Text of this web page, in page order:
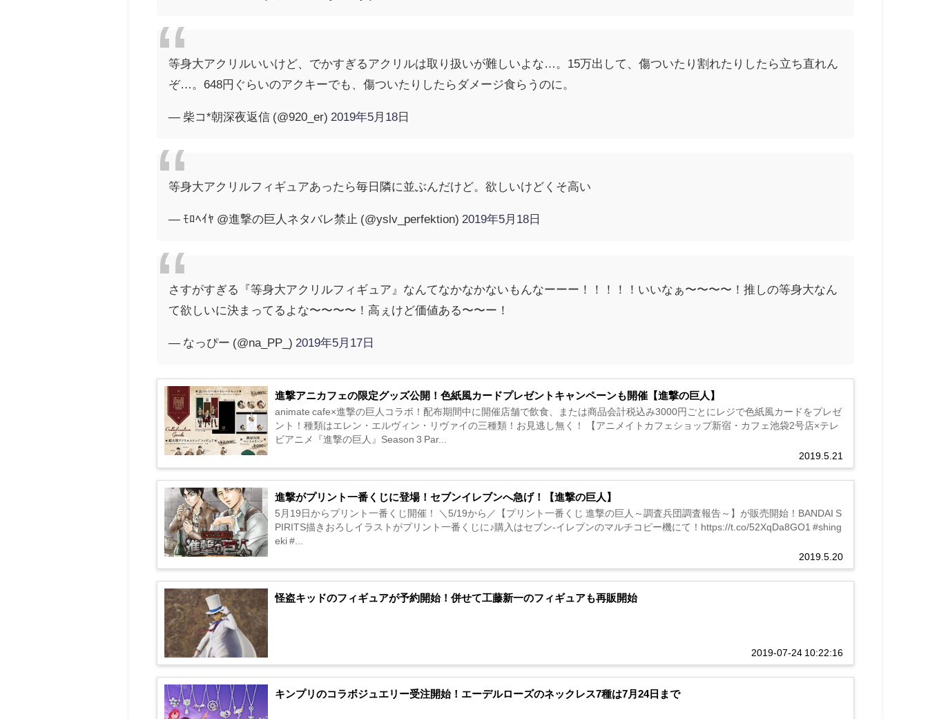
等身大アクリルいいけど、でかすぎるアクリルは取り扱いが難しいよな…。15万出して、傷ついたり割れたりしたら立ち直れん
ぞ…。648円ぐらいのアクキーでも、傷ついたりしたらダメージ食らうのに。
— 柴コ*朝深夜返信 (@920_er) 2019年5月18日
等身大アクリルフィギュアあったら毎日隣に並ぶんだけど。欲しいけどくそ高い
— ﾓﾛﾍｲﾔ @進撃の巨人ネタバレ禁止 (@yslv_perfektion) 2019年5月18日
さすがすぎる『等身大アクリルフィギュア』なんてなかなかないもんなーーー！！！！！いいなぁ〜〜〜〜！推しの等身大なん
て欲しいに決まってるよな〜〜〜〜！高ぇけど価値ある〜〜ー！
— なっぴー (@na_PP_) 2019年5月17日
進撃アニカフェの限定グッズ公開！色紙風カードプレゼントキャンペーンも開催【進撃の巨人】
2019.5.21
animate cafe×進撃の巨人コラボ！配布期間中に開催店舗で飲食、または商品会計税込み3000円ごとにレジで色紙風カードをプレゼ
ント！種類はエレン・エルヴィン・リヴァイの三種類！お見逃し無く！ 【アニメイトカフェショップ新宿・カフェ池袋2号店×テレ
ビアニメ『進撃の巨人』Season 3 Par...
進撃がプリント一番くじに登場！セブンイレブンへ急げ！【進撃の巨人】
2019.5.20
5月19日からプリント一番くじ開催！ ＼5/19から／【プリント一番くじ 進撃の巨人～調査兵団調査報告～】が販売開始！BANDAI S
PIRITS描きおろしイラストがプリント一番くじに♪購入はセブン-イレブンのマルチコピー機にて！https://t.co/52XqDa8GO1 #shing
eki #...
怪盗キッドのフィギュアが予約開始！併せて工藤新一のフィギュアも再販開始
2019-07-24 10:22:16
キンプリのコラボジュエリー受注開始！エーデルローズのネックレス7種は7月24日まで